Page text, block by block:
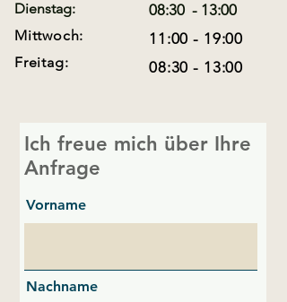
Dienstag:
Mittwoch:
Freitag:
08:30 - 13:00
11 :00 - 19:00
08:30 - 13:00
Ich freue mich über Ihre
Anfrage
Vorname
Nachname